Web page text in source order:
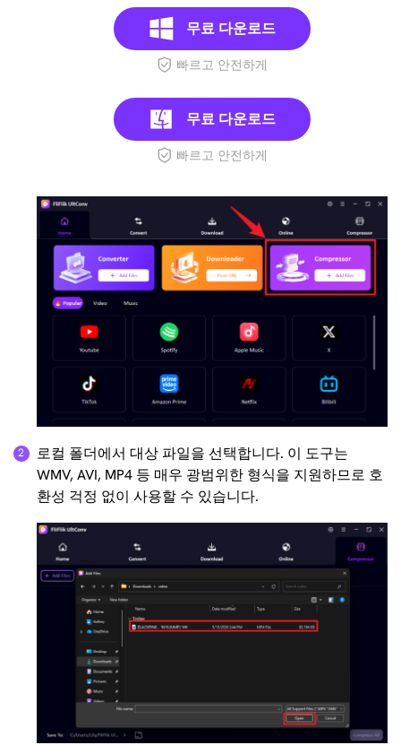
무료 다운로드
빠르고 안전하게
무료 다운로드
빠르고 안전하게
로컬 폴더에서 대상 파일을 선택합니다. 이 도구는
WMV, AVI, MP4 등 매우 광범위한 형식을 지원하므로 호
환성 걱정 없이 사용할 수 있습니다.